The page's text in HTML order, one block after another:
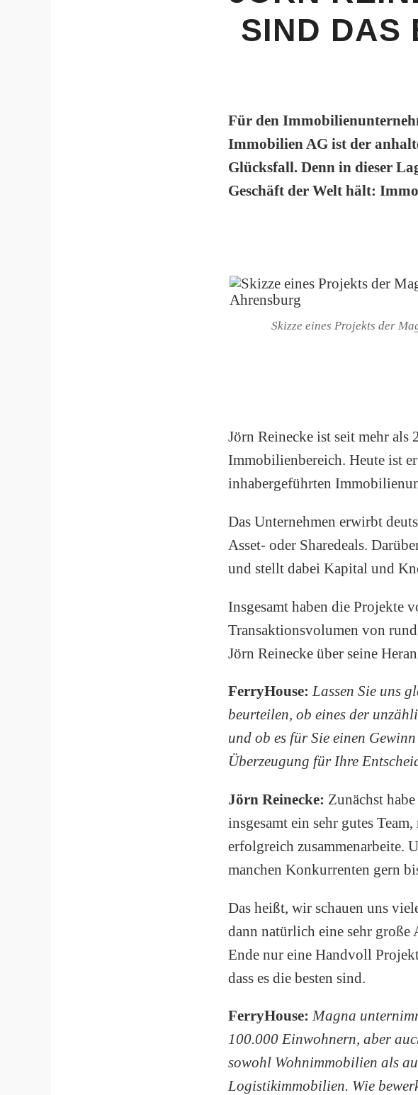
SIND DAS
Für den
Immobilien AG ist der
Glücksfall. Denn in dieser
Geschäft der Welt hält:
Skizze eines Projekts der
Jörn Reinecke ist seit mehr als
Immobilienbereich. Heute ist
inhabergeführten
Das Unternehmen erwirbt
Asset- oder Sharedeals.
und stellt dabei Kapital und
Insgesamt haben die Projekte
Transaktionsvolumen von
Jörn Reinecke über seine
FerryHouse: Lassen Sie uns
beurteilen, ob eines der
und ob es für Sie einen
Überzeugung für Ihre
Jörn Reinecke: Zunächst
insgesamt ein sehr gutes
erfolgreich zusammenarbeite.
manchen Konkurrenten gern
Das heißt, wir schauen uns
dann natürlich eine sehr große
Ende nur eine Handvoll
dass es die besten sind.
FerryHouse: Magna
100.000 Einwohnern, aber
sowohl Wohnimmobilien als
Logistikimmobilien. Wie